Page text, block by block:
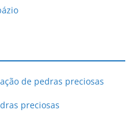
de pedras preciosas
preciosas